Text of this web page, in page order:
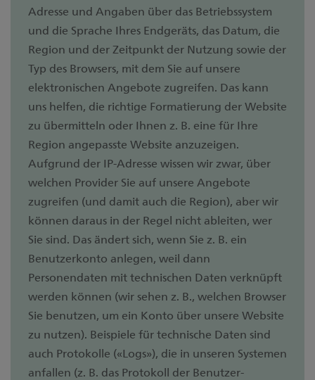
Adresse und Angaben über das Betriebssystem
und die Sprache Ihres Endgeräts, das Datum, die
Region und der Zeitpunkt der Nutzung sowie der
Typ des Browsers, mit dem Sie auf unsere
elektronischen Angebote zugreifen. Das kann
uns helfen, die richtige Formatierung der Website
zu übermitteln oder Ihnen z. B. eine für Ihre
Region angepasste Website anzuzeigen.
Aufgrund der IP-Adresse wissen wir zwar, über
welchen Provider Sie auf unsere Angebote
zugreifen (und damit auch die Region), aber wir
können daraus in der Regel nicht ableiten, wer
Sie sind. Das ändert sich, wenn Sie z. B. ein
Benutzerkonto anlegen, weil dann
Personendaten mit technischen Daten verknüpft
werden können (wir sehen z. B., welchen Browser
Sie benutzen, um ein Konto über unsere Website
zu nutzen). Beispiele für technische Daten sind
auch Protokolle («Logs»), die in unseren Systemen
anfallen (z. B. das Protokoll der Benutzer-